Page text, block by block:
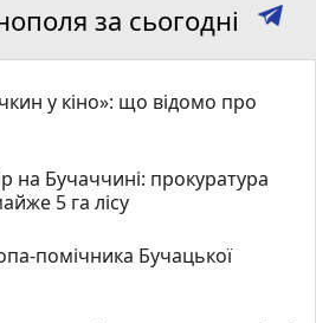
за сьогодні
у кіно»: що відомо про
на Бучаччині: прокуратура
5 га лісу
помічника Бучацької